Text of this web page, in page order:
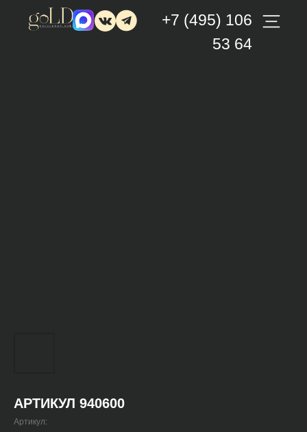
+7 (495) 106
53 64
АРТИКУЛ 940600
Артикул: